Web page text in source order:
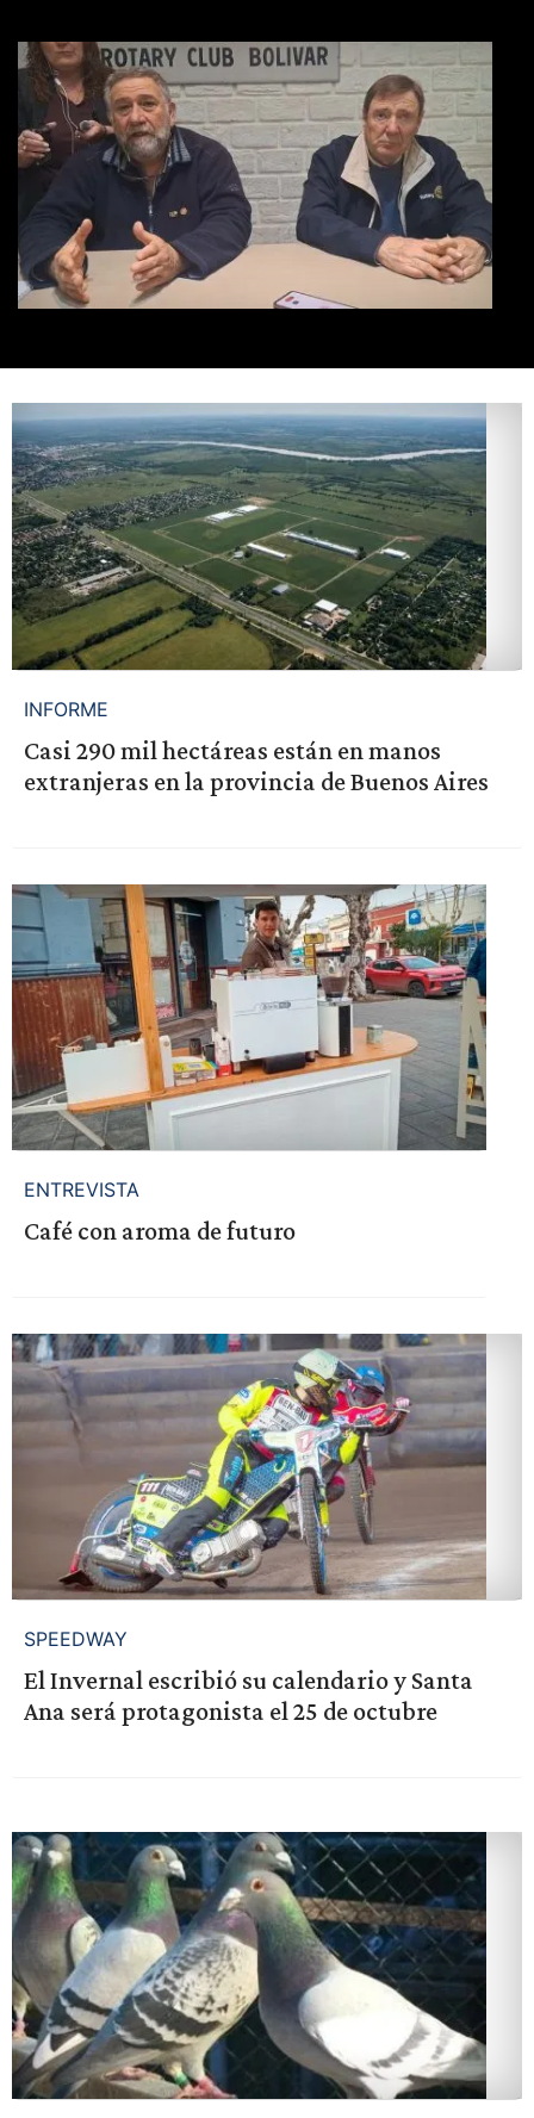
INFORME
Casi 290 mil hectáreas están en manos
extranjeras en la provincia de Buenos Aires
ENTREVISTA
Café con aroma de futuro
SPEEDWAY
El Invernal escribió su calendario y Santa
Ana será protagonista el 25 de octubre